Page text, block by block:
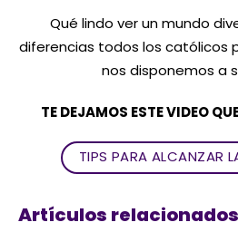
Qué lindo ver un mundo
diferencias todos los católicos
nos disponemos a
TE DEJAMOS ESTE VIDEO
TIPS PARA ALCANZAR
Artículos relacionados